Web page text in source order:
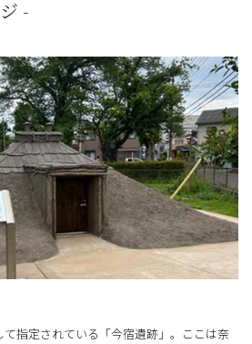
-
指定されている「今宿遺跡」。ここは奈